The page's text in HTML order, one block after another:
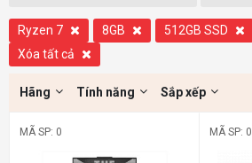
Ryzen 7 8GB 512GB SSD
Xóa tất cả
Hãng Tính năng Sắp xếp
MÃ SP: 0 MÃ SP: 0